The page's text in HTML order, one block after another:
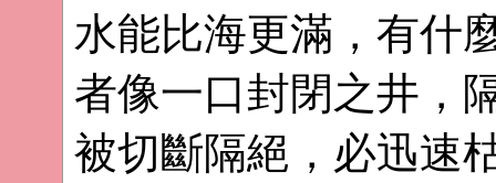
水能比海更滿，有什
者像一口封閉之井，
被切斷隔絕，必迅速